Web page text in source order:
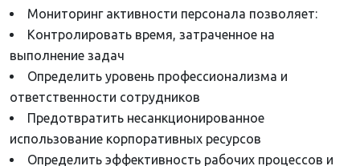
Мониторинг активности персонала позволяет:
Контролировать время, затраченное на
выполнение задач
Определить уровень профессионализма и
ответственности сотрудников
Предотвратить несанкционированное
использование корпоративных ресурсов
Определить эффективность рабочих процессов и